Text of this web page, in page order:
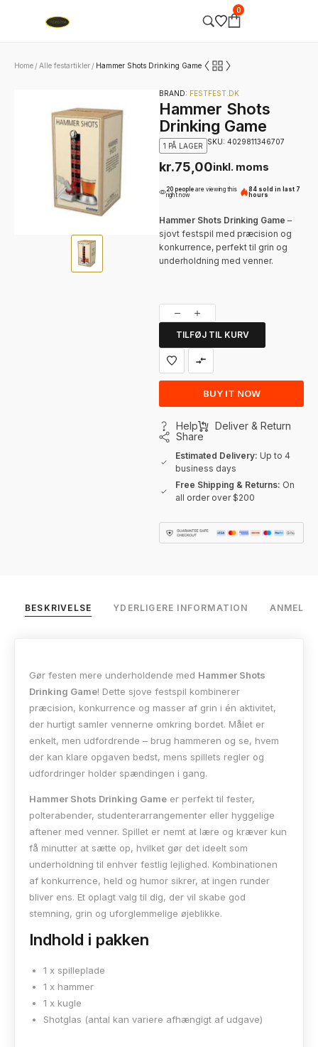
0
Home / Alle festartikler / Hammer Shots Drinking Game
BRAND: FESTFEST.DK
Hammer Shots
Drinking Game
1 PÅ LAGER SKU: 4029811346707
kr.75,00inkl. moms
20 people are viewing this
right now
84 sold in last 7
hours
Hammer Shots Drinking Game –
sjovt festspil med præcision og
konkurrence, perfekt til grin og
underholdning med venner.
TILFØJ TIL KURV
BUY IT NOW
Help
Deliver & Return
Share
Estimated Delivery: Up to 4
business days
Free Shipping & Returns: On
all order over $200
BESKRIVELSE YDERLIGERE INFORMATION
Gør festen mere underholdende med Hammer Shots
Drinking Game! Dette sjove festspil kombinerer
præcision, konkurrence og masser af grin i én aktivitet,
der hurtigt samler vennerne omkring bordet. Målet er
enkelt, men udfordrende – brug hammeren og se, hvem
der kan klare opgaven bedst, mens spillets regler og
udfordringer holder spændingen i gang.
Hammer Shots Drinking Game er perfekt til fester,
polterabender, studenterarrangementer eller hyggelige
aftener med venner. Spillet er nemt at lære og kræver kun
få minutter at sætte op, hvilket gør det ideelt som
underholdning til enhver festlig lejlighed. Kombinationen
af konkurrence, held og humor sikrer, at ingen runder
bliver ens. Et oplagt valg til dig, der vil skabe god
stemning, grin og uforglemmelige øjeblikke.
Indhold i pakken
1 x spilleplade
1 x hammer
1 x kugle
Shotglas (antal kan variere afhængigt af udgave)